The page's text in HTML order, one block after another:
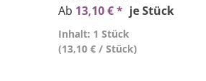
Ab 13,10 € * je Stück
Inhalt: 1 Stück
(13,10 € / Stück)